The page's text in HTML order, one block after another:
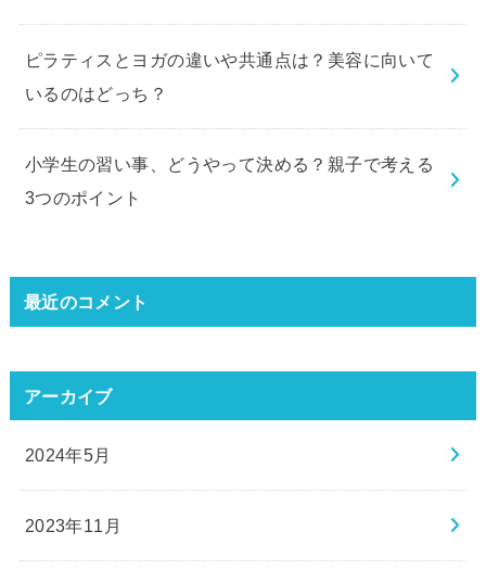
ピラティスとヨガの違いや共通点は？美容に向いて
いるのはどっち？
小学生の習い事、どうやって決める？親子で考える
3つのポイント
最近のコメント
アーカイブ
2024年5月
2023年11月